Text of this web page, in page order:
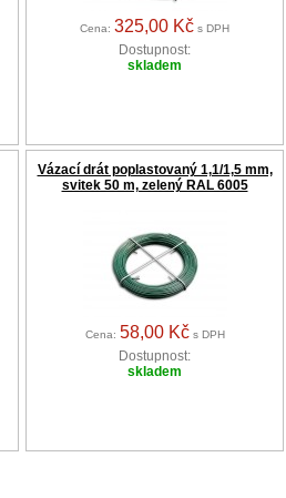
Cena: 325,00 Kč s DPH
Dostupnost:
skladem
Vázací drát poplastovaný 1,1/1,5 mm,
svitek 50 m, zelený RAL 6005
Cena: 58,00 Kčs DPH
Dostupnost:
skladem